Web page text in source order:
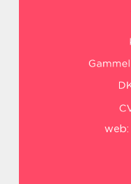
web: